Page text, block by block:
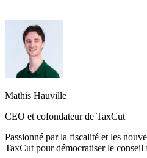
produire une réduction pendant
respectées.
Mathis Hauville
CEO et cofondateur de TaxCut
Passionné par la fiscalité et les
TaxCut pour démocratiser le conseil